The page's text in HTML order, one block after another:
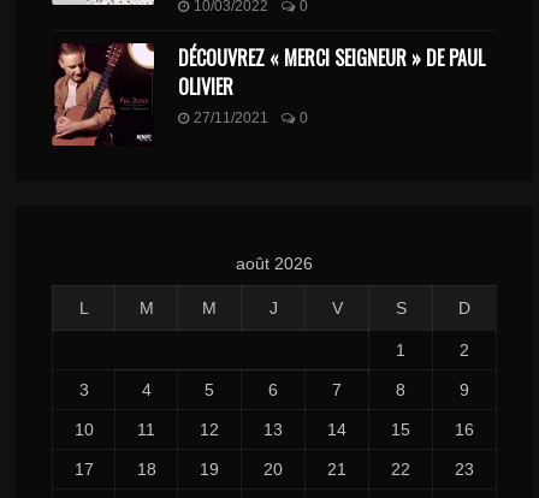
10/03/2022 0
DÉCOUVREZ « MERCI SEIGNEUR » DE PAUL
OLIVIER
27/11/2021 0
août 2026
L M M J V S D
1 2
3 4 5 6 7 8 9
10 11 12 13 14 15 16
17 18 19 20 21 22 23